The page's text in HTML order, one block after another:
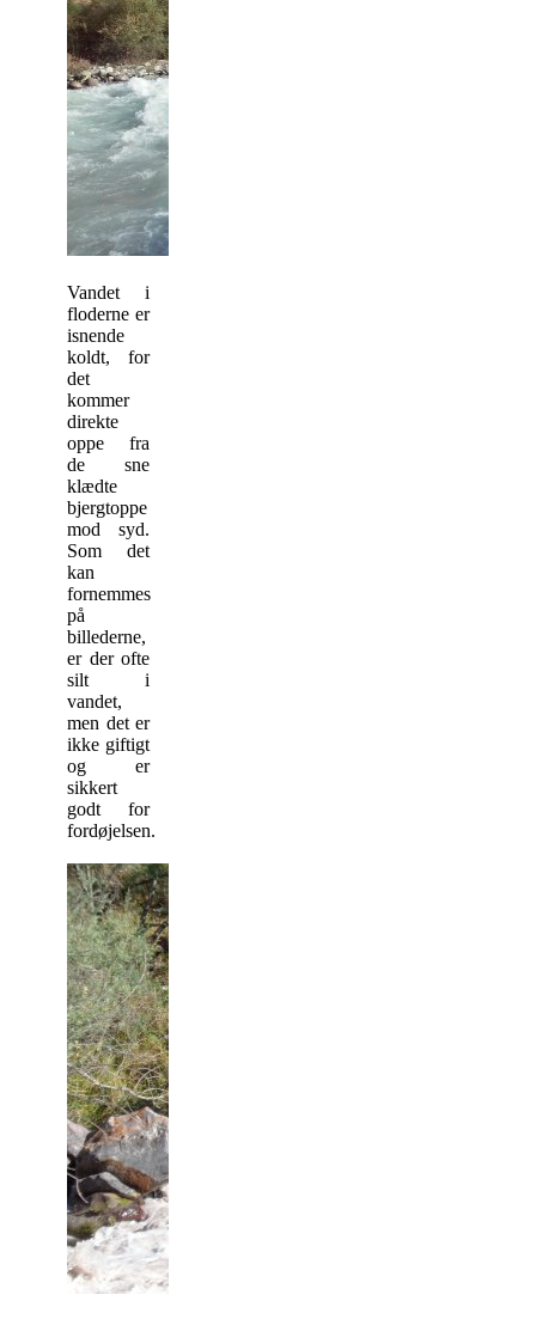
Vandet i
floderne er
isnende
koldt, for
det
kommer
direkte
oppe fra
de sne
klædte
bjergtoppe
mod syd.
Som det
kan
fornemmes
på
billederne,
er der ofte
silt i
vandet,
men det er
ikke giftigt
og er
sikkert
godt for
fordøjelsen.